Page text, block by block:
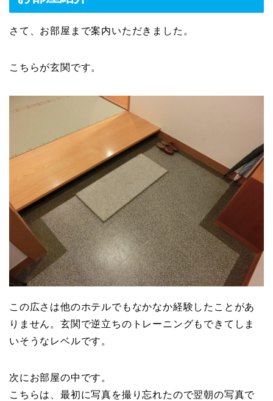
さて、お部屋まで案内いただきました。
こちらが玄関です。
この広さは他のホテルでもなかなか経験したことがあ
りません。玄関で逆立ちのトレーニングもできてしま
いそうなレベルです。
次にお部屋の中です。
こちらは、最初に写真を撮り忘れたので翌朝の写真で